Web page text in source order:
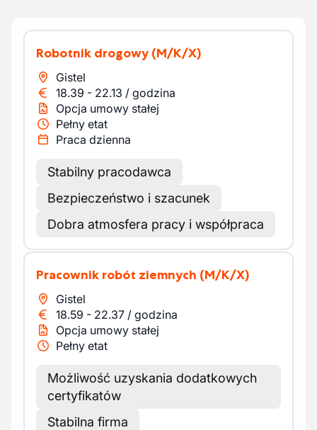
Robotnik drogowy (M/K/X)
Gistel
18.39 - 22.13 / godzina
Opcja umowy stałej
Pełny etat
Praca dzienna
Stabilny pracodawca
Bezpieczeństwo i szacunek
Dobra atmosfera pracy i współpraca
Pracownik robót ziemnych (M/K/X)
Gistel
18.59 - 22.37 / godzina
Opcja umowy stałej
Pełny etat
Możliwość uzyskania dodatkowych
certyfikatów
Stabilna firma